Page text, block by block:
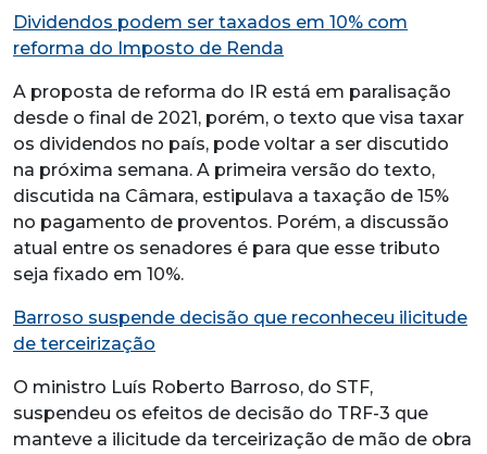
Dividendos podem ser taxados em 10% com
reforma do Imposto de Renda
A proposta de reforma do IR está em paralisação
desde o final de 2021, porém, o texto que visa taxar
os dividendos no país, pode voltar a ser discutido
na próxima semana. A primeira versão do texto,
discutida na Câmara, estipulava a taxação de 15%
no pagamento de proventos. Porém, a discussão
atual entre os senadores é para que esse tributo
seja fixado em 10%.
Barroso suspende decisão que reconheceu ilicitude
de terceirização
O ministro Luís Roberto Barroso, do STF,
suspendeu os efeitos de decisão do TRF-3 que
manteve a ilicitude da terceirização de mão de obra